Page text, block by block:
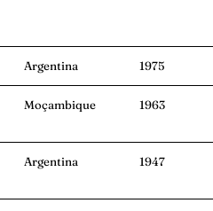
Argentina 1975
Moçambique 1963
Argentina 1947